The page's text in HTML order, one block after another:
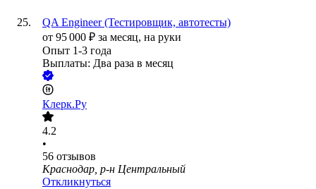
QA Engineer (Тестировщик, автотесты)
от 95 000 ₽ за месяц, на руки
Опыт 1-3 года
Выплаты: Два раза в месяц
Клерк.Ру
4.2
•
56 отзывов
Краснодар, р-н Центральный
Откликнуться